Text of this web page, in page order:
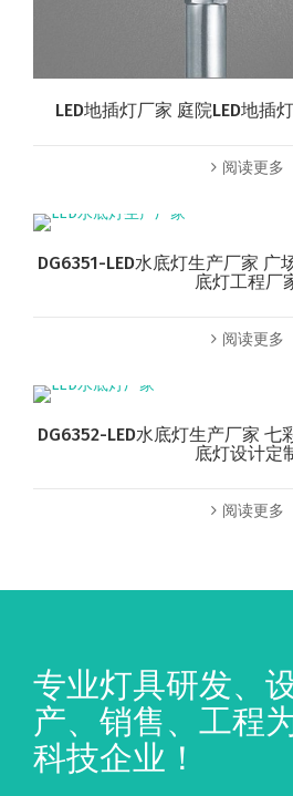
LED地插灯厂家 庭院LED地插
阅读更多
DG6351-LED水底灯生产厂家 广
底灯工程厂
阅读更多
DG6352-LED水底灯生产厂家 七
底灯设计定
阅读更多
专业灯具研发、
产、销售、工程
科技企业！